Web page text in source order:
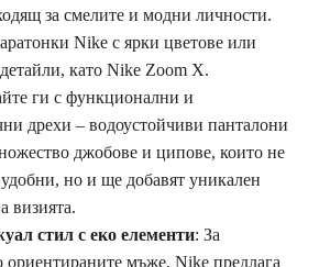
за смелите и модни личности.
Nike с ярки цветове или
като Nike Zoom X.
ги с функционални и
дрехи – водоустойчиви панталони
джобове и ципове, които не
но и ще добавят уникален
визията.
стил с еко елементи: За
ориентираните мъже, Nike предлага